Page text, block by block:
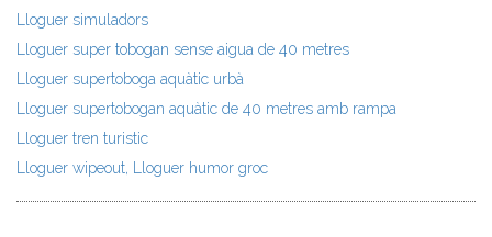
Lloguer simuladors
Lloguer super tobogan sense aigua de 40 metres
Lloguer supertoboga aquàtic urbà
Lloguer supertobogan aquàtic de 40 metres amb rampa
Lloguer tren turistic
Lloguer wipeout, Lloguer humor groc